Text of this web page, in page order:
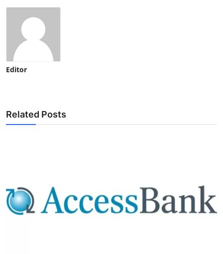
Editor
Related Posts